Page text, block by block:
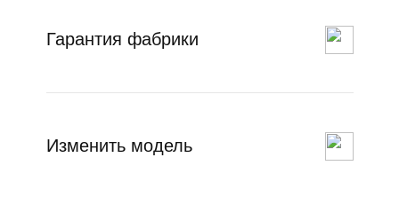
Гарантия фабрики
Изменить модель